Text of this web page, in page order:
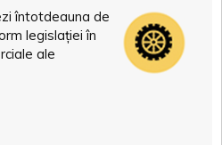
întotdeauna de
legislației în
ale